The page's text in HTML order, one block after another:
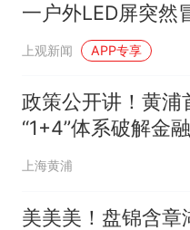
一户外LED屏突然
防快速处置无人员
上观新闻 APP专享
政策公开讲！黄浦
“1+4”体系破解金
才职称评审难题
上海黄浦
美美美！盘锦含章